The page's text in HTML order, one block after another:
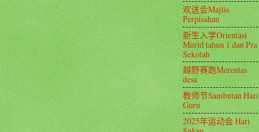
欢送会Majlis
Perpisahan
新生入学Orientasi
Murid tahun 1 dan Pra
Sekolah
越野赛跑Merentas
desa
教师节Sambutan Hari
Guru
2025年运动会 Hari